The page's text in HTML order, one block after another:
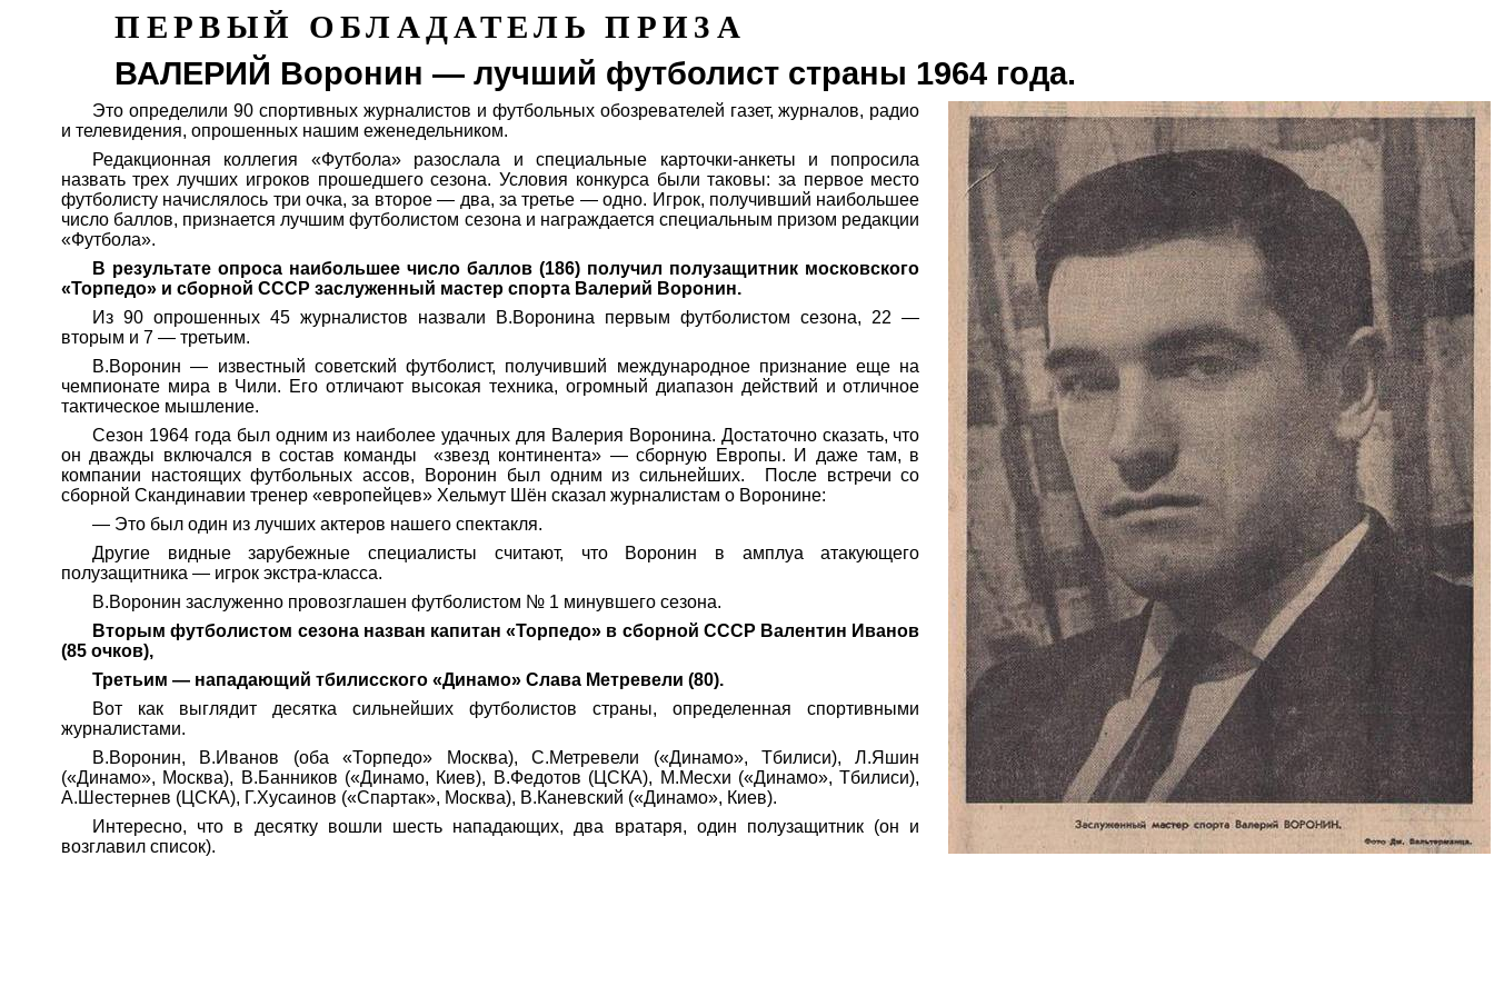
ПЕРВЫЙ ОБЛАДАТЕЛЬ ПРИ3А
ВАЛЕРИЙ Воронин — лучший футболист страны 1964 года.
Это определили 90 спортивных журналистов и футбольных обозревателей газет, журналов, радио
и телевидения, опрошенных нашим еженедельником.
Редакционная коллегия «Футбола» разослала и специальные карточки-анкеты и попросила
назвать трех лучших игроков прошедшего сезона. Условия конкурса были таковы: за первое место
футболисту начислялось три очка, за второе — два, за третье — одно. Игрок, получивший наибольшее
число баллов, признается лучшим футболистом сезона и награждается специальным призом редакции
«Футбола».
В результате опроса наибольшее число баллов (186) получил полузащитник московского
«Торпедо» и сборной СССР заслуженный мастер спорта Валерий Воронин.
Из 90 опрошенных45 журналистов назвали В.Воронина первым футболистом сезона, 22 —
вторым и 7 — третьим.
В.Воронин — известный советский футболист, получивший международное признание еще на
чемпионате мира в Чили. Его отличают высокая техника, огромный диапазон действий и отличное
тактическое мышление.
Сезон 1964 года был одним из наиболееудачных для Валерия Воронина. Достаточно сказать, что
он дважды включался в состав команды
«звезд континента» — сборную Европы. И даже там, в
компании настоящих футбольных ассов, Воронин был одним из сильнейших.
После встречи со
сборной Скандинавии тренер «европейцев» Хельмут Шён сказал журналистам о Воронине:
— Это был один из лучших актеров нашего спектакля.
Другие видные зарубежные специалисты считают, что Воронин в амплуа атакующего
полузащитника — игрок экстра-класса.
В.Воронин заслуженно провозглашен футболистом № 1 минувшего сезона.
Вторым футболистом сезона назван капитан «Торпедо» в сборной СССР Валентин Иванов
(85 очков),
Третьим — нападающий тбилисского «Динамо» Слава Метревели (80).
Вот как выглядит десяткасильнейших футболистов страны, определенная спортивными
журналистами.
В.Воронин, В.Иванов (оба «Торпедо» Москва), С.Метревели («Динамо», Тбилиси), Л.Яшин
(«Динамо», Москва), В.Банников («Динамо, Киев), В.Федотов (ЦСКА), М.Месхи («Динамо», Тбилиси),
А.Шестернев (ЦСКА), Г.Хусаинов («Спартак», Москва), В.Каневский («Динамо», Киев).
Интересно, что в десятку вошли шесть нападающих, два вратаря, один полузащитник (он и
возглавил список).